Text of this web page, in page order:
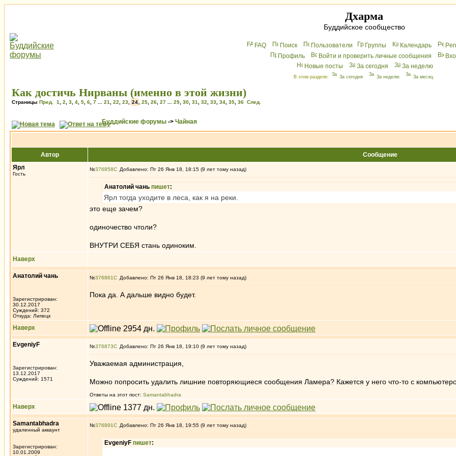
Дхарма
Буддийское сообщество
FAQ Поиск Пользователи Группы Календарь
Профиль
Войти и проверить личные сообщения
Новые посты
За сегодня За неделю
В этом разделе: За сегодня За неделю За месяц
Как достичь Нирваны (именно в этой жизни)
Страницы Пред. 1 2 3 4 5 6 7 21 22 23 24 25 26 27 29 30 31 32 33 34 35 36 След.
Буддийские форумы -> Чайная
Автор
Сообщение
Ярл
Гость
№376858 Добавлено: Пт 26 Янв 18, 18:15 (9 лет тому назад)
Анатолий чань пишет:
Ярл тогда уходите в леса, как я на реки.
это еще зачем?
одиночество чтоли?
ВНУТРИ СЕБЯ стань одиноким.
Наверх
Анатолий чань
Зарегистрирован:
30.12.2017
Суждений: 372
Откуда: Липецк
№376861 Добавлено: Пт 26 Янв 18, 18:23 (9 лет тому назад)
Пока да. А дальше видно будет.
Наверх
EvgeniyF
Зарегистрирован:
13.12.2017
Суждений: 1571
№376873 Добавлено: Пт 26 Янв 18, 19:10 (9 лет тому назад)
Уважаемая администрация,
Можно попросить удалить лишние повторяющиеся сообщения Ламера? Кажется у него что-то с
Ответы на этот пост: Samantabhadra
Наверх
Samantabhadra
удаленный аккаунт
Зарегистрирован:
10.01.2009
№376891 Добавлено: Пт 26 Янв 18, 19:55 (9 лет тому назад)
EvgeniyF пишет: